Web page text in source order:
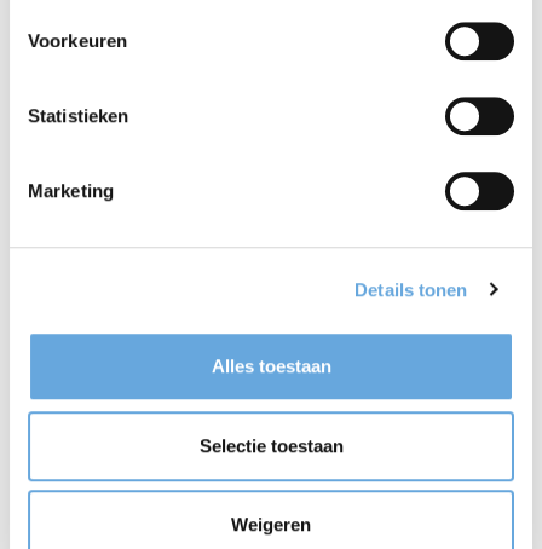
Voorkeuren
Statistieken
Marketing
Details tonen
Alles toestaan
Selectie toestaan
Weigeren
vertalen extra foutgevoelig.
Arabische teksten voor
de juiste doelgroep
een duidelijke vraag: voor wie is de tekst bedoeld?
Eenjuridische tekstvraagt om een andere aanpak
een patiëntenfolder. Een tekst voor
Marokkaans-Arabische lezers vraagt soms om
andere keuzes dan een tekst voor Syrische,